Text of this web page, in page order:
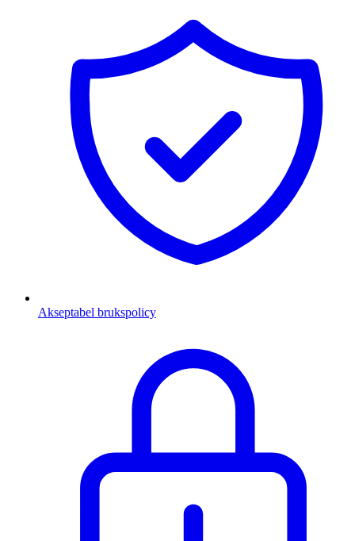
Akseptabel brukspolicy